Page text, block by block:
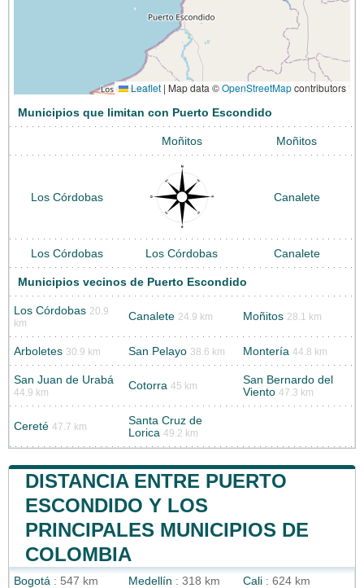
Leaflet | Map data ©OpenStreetMapcontributors
Municipios que limitan con Puerto Escondido
Moñitos Moñitos
Los Córdobas Canalete
Los Córdobas Los Córdobas Canalete
Municipios vecinos de Puerto Escondido
Los Córdobas 20.9
km
Canalete 24.9 km Moñitos 28.1 km
Arboletes 30.9 km San Pelayo 38.6 km Montería 44.8 km
San Juan de Urabá
44.9 km
Cotorra 45 km
San Bernardo del
Viento 47.3 km
Cereté 47.7 km
Santa Cruz de
Lorica 49.2 km
DISTANCIA ENTRE PUERTO
ESCONDIDO Y LOS
PRINCIPALES MUNICIPIOS DE
COLOMBIA
Bogotá : 547 km Medellín : 318 km Cali : 624 km